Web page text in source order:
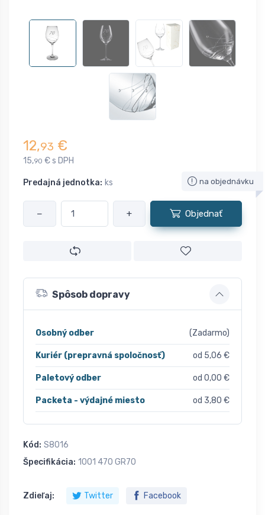
12,93 €
15,90 € s DPH
Predajná jednotka: ks na objednávku
− + Objednať
Spôsob dopravy
Osobný odber (Zadarmo)
Kuriér (prepravná spoločnosť) od 5,06 €
Paletový odber od 0,00 €
Packeta - výdajné miesto od 3,80 €
Kód: S8016
Špecifikácia: 1001 470 GR70
Zdieľaj: Twitter Facebook